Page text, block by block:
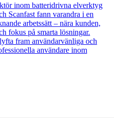
inom batteridrivna elverktyg
Scanfast fann varandra i en
arbetssätt – nära kunden,
fokus på smarta lösningar.
fram användarvänliga och
användare inom